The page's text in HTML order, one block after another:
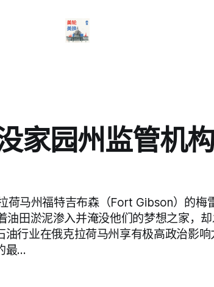
家园州监管机
荷马州福特吉布森（Fort Gibson）的梅
油田淤泥渗入并淹没他们的梦想之家，
行业在俄克拉荷马州享有极高政治影响
最…